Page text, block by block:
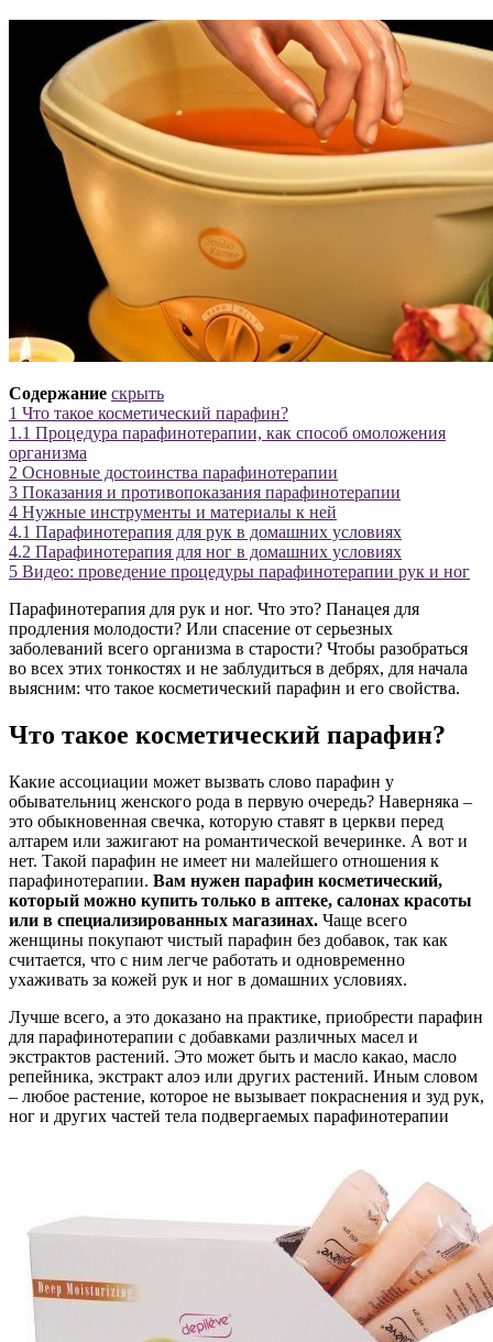
Содержание скрыть
1 Что такое косметический парафин?
1.1 Процедура парафинотерапии, как способ омоложения
организма
2 Основные достоинства парафинотерапии
3 Показания и противопоказания парафинотерапии
4 Нужные инструменты и материалы к ней
4.1 Парафинотерапия для рук в домашних условиях
4.2 Парафинотерапия для ног в домашних условиях
5 Видео: проведение процедуры парафинотерапии рук и ног
Парафинотерапия для рук и ног. Что это? Панацея для
продления молодости? Или спасение от серьезных
заболеваний всего организма в старости? Чтобы разобраться
во всех этих тонкостях и не заблудиться в дебрях, для начала
выясним: что такое косметический парафин и его свойства.
Что такое косметический парафин?
Какие ассоциации может вызвать слово парафин у
обывательниц женского рода в первую очередь? Наверняка –
это обыкновенная свечка, которую ставят в церкви перед
алтарем или зажигают на романтической вечеринке. А вот и
нет. Такой парафин не имеет ни малейшего отношения к
парафинотерапии. Вам нужен парафин косметический,
который можно купить только в аптеке, салонах красоты
или в специализированных магазинах. Чаще всего
женщины покупают чистый парафин без добавок, так как
считается, что с ним легче работать и одновременно
ухаживать за кожей рук и ног в домашних условиях.
Лучше всего, а это доказано на практике, приобрести парафин
для парафинотерапии с добавками различных масел и
экстрактов растений. Это может быть и масло какао, масло
репейника, экстракт алоэ или других растений. Иным словом
– любое растение, которое не вызывает покраснения и зуд рук,
ног и других частей тела подвергаемых парафинотерапии